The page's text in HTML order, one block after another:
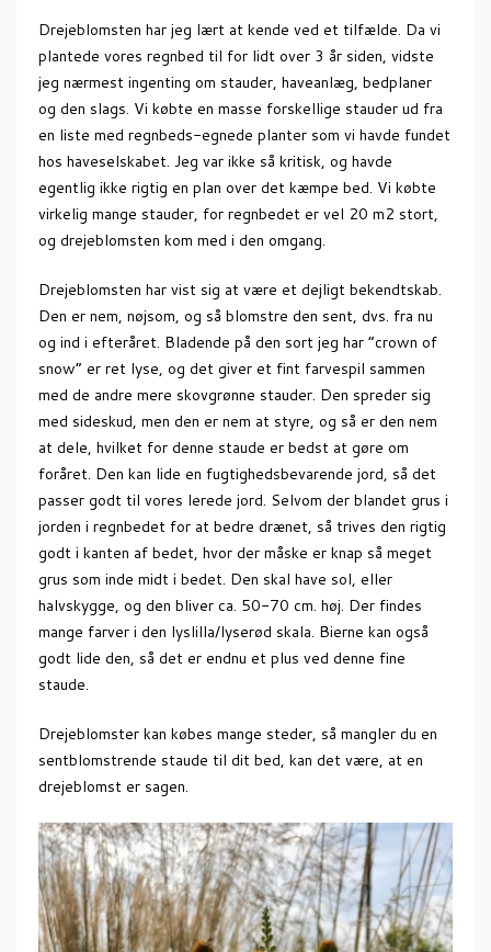
Drejeblomsten har jeg lært at kende ved et tilfælde. Da vi
plantede vores regnbed til for lidt over 3 år siden, vidste
jeg nærmest ingenting om stauder, haveanlæg, bedplaner
og den slags. Vi købte en masse forskellige stauder ud fra
en liste med regnbeds-egnede planter som vi havde fundet
hos haveselskabet. Jeg var ikke så kritisk, og havde
egentlig ikke rigtig en plan over det kæmpe bed. Vi købte
virkelig mange stauder, for regnbedet er vel 20 m2 stort,
og drejeblomsten kom med i den omgang.
Drejeblomsten har vist sig at være et dejligt bekendtskab.
Den er nem, nøjsom, og så blomstre den sent, dvs. fra nu
og ind i efteråret. Bladende på den sort jeg har “crown of
snow” er ret lyse, og det giver et fint farvespil sammen
med de andre mere skovgrønne stauder. Den spreder sig
med sideskud, men den er nem at styre, og så er den nem
at dele, hvilket for denne staude er bedst at gøre om
foråret. Den kan lide en fugtighedsbevarende jord, så det
passer godt til vores lerede jord. Selvom der blandet grus i
jorden i regnbedet for at bedre drænet, så trives den rigtig
godt i kanten af bedet, hvor der måske er knap så meget
grus som inde midt i bedet. Den skal have sol, eller
halvskygge, og den bliver ca. 50-70 cm. høj. Der findes
mange farver i den lyslilla/lyserød skala. Bierne kan også
godt lide den, så det er endnu et plus ved denne fine
staude.
Drejeblomster kan købes mange steder, så mangler du en
sentblomstrende staude til dit bed, kan det være, at en
drejeblomst er sagen.